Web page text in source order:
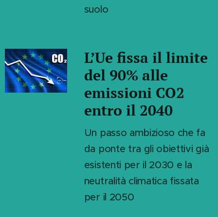
suolo
L’Ue fissa il limite
del 90% alle
emissioni CO2
entro il 2040
Un passo ambizioso che fa
da ponte tra gli obiettivi già
esistenti per il 2030 e la
neutralità climatica fissata
per il 2050